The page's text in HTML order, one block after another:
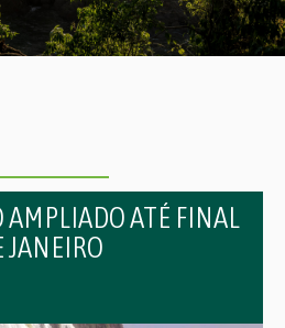
ATÉ FINAL
JANEIRO